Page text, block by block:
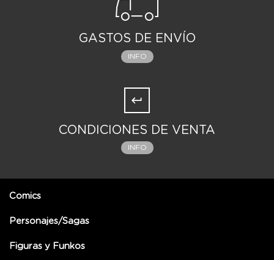
GASTOS DE ENVÍO
INFO
CONDICIONES DE VENTA
INFO
Comics
Personajes/Sagas
Figuras y Funkos